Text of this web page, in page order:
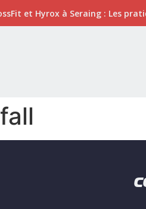
et Hyrox à Seraing : Les